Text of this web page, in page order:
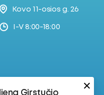
Kovo 11-osios g. 26
I-V 8:00-18:00
Girstučio